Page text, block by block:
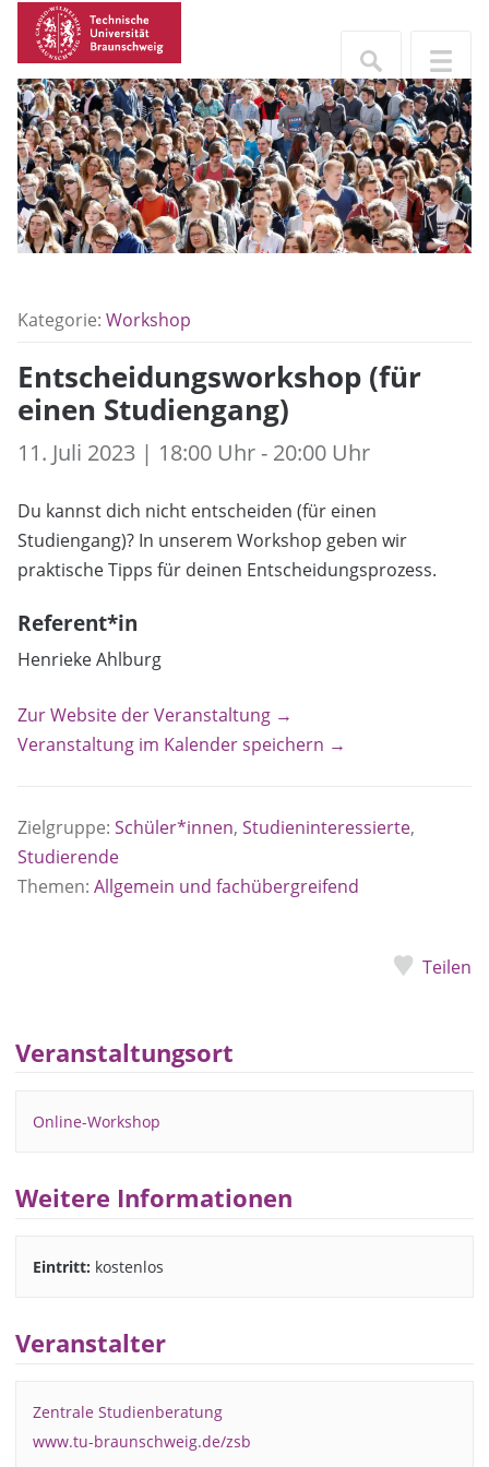
Kategorie: Workshop
Entscheidungsworkshop (für
einen Studiengang)
11. Juli 2023 | 18:00 Uhr - 20:00 Uhr
Du kannst dich nicht entscheiden (für einen
Studiengang)? In unserem Workshop geben wir
praktische Tipps für deinen Entscheidungsprozess.
Referent*in
Henrieke Ahlburg
Zur Website der Veranstaltung →
Veranstaltung im Kalender speichern →
Zielgruppe: Schüler*innen, Studieninteressierte,
Studierende
Themen: Allgemein und fachübergreifend
Teilen
Veranstaltungsort
Online-Workshop
Weitere Informationen
Eintritt: kostenlos
Veranstalter
Zentrale Studienberatung
www.tu-braunschweig.de/zsb